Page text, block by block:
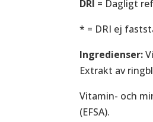
DRI = Dagligt
* = DRI ej
Ingredienser:
Extrakt av
Vitamin- och
(EFSA).